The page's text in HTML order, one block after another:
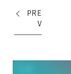
薬...
PRE
V